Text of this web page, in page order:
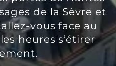
de la Sèvre et
vous face au
heures s’étirer